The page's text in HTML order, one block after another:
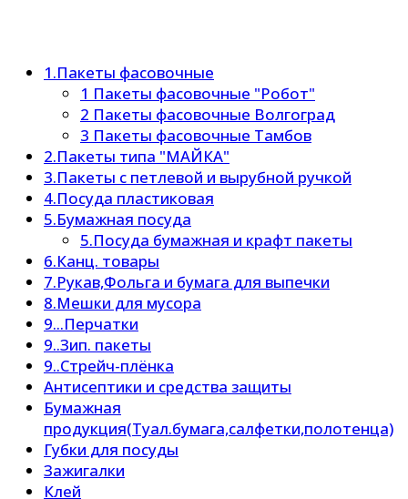
1.Пакеты фасовочные
1 Пакеты фасовочные "Робот"
2 Пакеты фасовочные Волгоград
3 Пакеты фасовочные Тамбов
2.Пакеты типа "МАЙКА"
3.Пакеты с петлевой и вырубной ручкой
4.Посуда пластиковая
5.Бумажная посуда
5.Посуда бумажная и крафт пакеты
6.Канц. товары
7.Рукав,Фольга и бумага для выпечки
8.Мешки для мусора
9...Перчатки
9..Зип. пакеты
9..Стрейч-плёнка
Антисептики и средства защиты
Бумажная
продукция(Туал.бумага,салфетки,полотенца)
Губки для посуды
Зажигалки
Клей